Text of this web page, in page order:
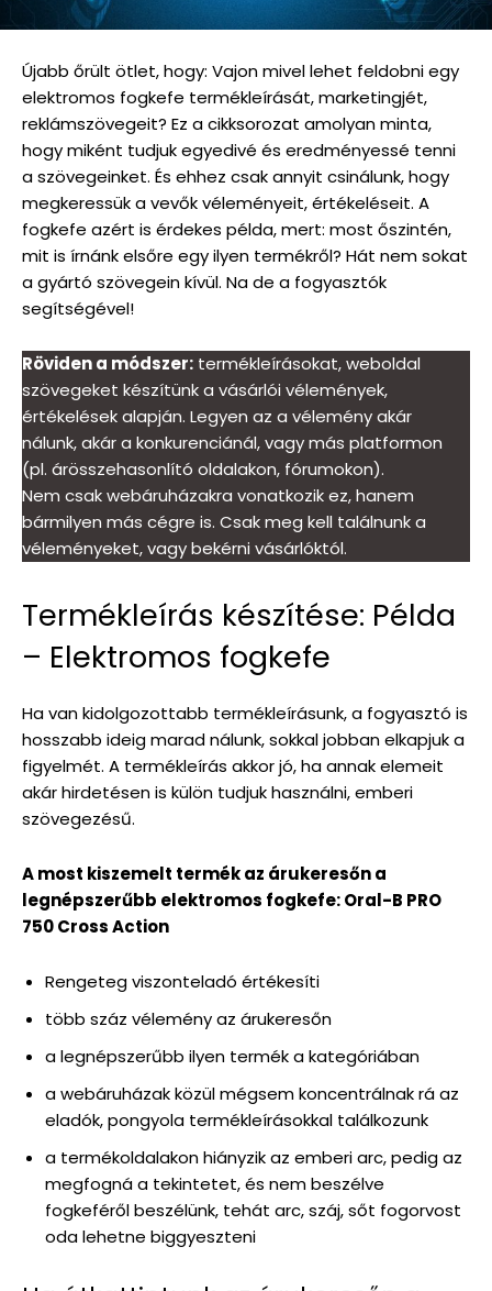
Újabb őrült ötlet, hogy: Vajon mivel lehet feldobni egy
elektromos fogkefe termékleírását, marketingjét,
reklámszövegeit? Ez a cikksorozat amolyan minta,
hogy miként tudjuk egyedivé és eredményessé tenni
a szövegeinket. És ehhez csak annyit csinálunk, hogy
megkeressük a vevők véleményeit, értékeléseit. A
fogkefe azért is érdekes példa, mert: most őszintén,
mit is írnánk elsőre egy ilyen termékről? Hát nem sokat
a gyártó szövegein kívül. Na de a fogyasztók
segítségével!
Röviden a módszer: termékleírásokat, weboldal
szövegeket készítünk a vásárlói vélemények,
értékelések alapján. Legyen az a vélemény akár
nálunk, akár a konkurenciánál, vagy más platformon
(pl. árösszehasonlító oldalakon, fórumokon).
Nem csak webáruházakra vonatkozik ez, hanem
bármilyen más cégre is. Csak meg kell találnunk a
véleményeket, vagy bekérni vásárlóktól.
Termékleírás készítése: Példa
– Elektromos fogkefe
Ha van kidolgozottabb termékleírásunk, a fogyasztó is
hosszabb ideig marad nálunk, sokkal jobban elkapjuk a
figyelmét. A termékleírás akkor jó, ha annak elemeit
akár hirdetésen is külön tudjuk használni, emberi
szövegezésű.
A most kiszemelt termék az árukeresőn a
legnépszerűbb elektromos fogkefe: Oral-B PRO
750 Cross Action
Rengeteg viszonteladó értékesíti
több száz vélemény az árukeresőn
a legnépszerűbb ilyen termék a kategóriában
a webáruházak közül mégsem koncentrálnak rá az
eladók, pongyola termékleírásokkal találkozunk
a termékoldalakon hiányzik az emberi arc, pedig az
megfogná a tekintetet, és nem beszélve
fogkeféről beszélünk, tehát arc, száj, sőt fogorvost
oda lehetne biggyeszteni